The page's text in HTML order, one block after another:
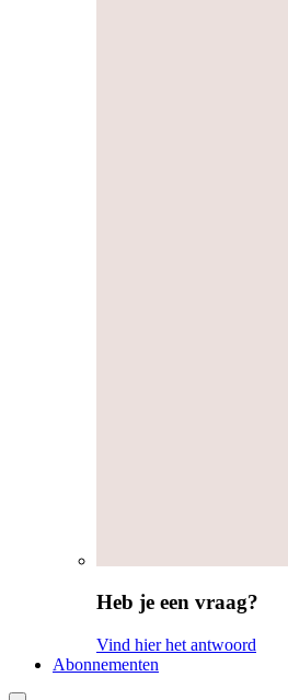
Heb je een vraag?
Vind hier het antwoord
Abonnementen